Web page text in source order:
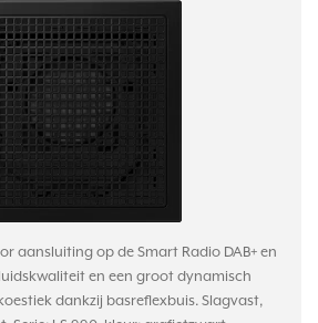
aansluiting op de Smart Radio DAB+ en
en een groot dynamisch
dankzij basreflexbuis. Slagvast,